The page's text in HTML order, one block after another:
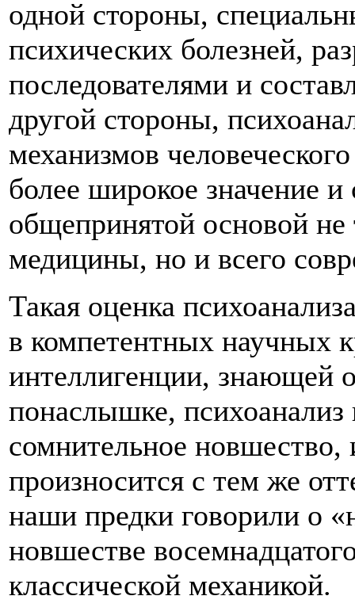
одной стороны,
психических болезней,
последователями и
другой стороны,
механизмов
более широкое значение
общепринятой основой не
медицины, но и всего
Такая оценка
в компетентных научных
интеллигенции, знающей
понаслышке, психоанализ
сомнительное
произносится с тем же
наши предки говорили о
новшестве
классической механикой.